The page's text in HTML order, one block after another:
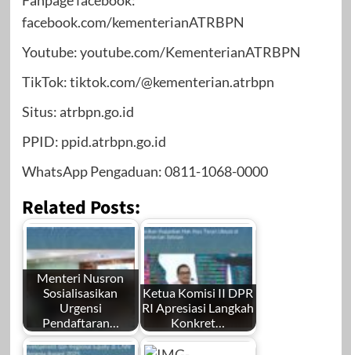
facebook.com/kementerianATRBPN
Youtube: youtube.com/KementerianATRBPN
TikTok: tiktok.com/@kementerian.atrbpn
Situs: atrbpn.go.id
PPID: ppid.atrbpn.go.id
WhatsApp Pengaduan: 0811-1068-0000
Related Posts:
Menteri Nusron
Sosialisasikan
Urgensi
Pendaftaran…
Ketua Komisi II DPR
RI Apresiasi Langkah
Konkret…